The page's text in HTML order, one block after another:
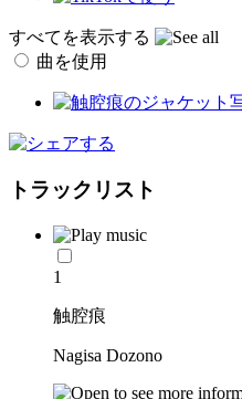
すべてを表示する
曲を使用
トラックリスト
1
触腔痕
Nagisa Dozono